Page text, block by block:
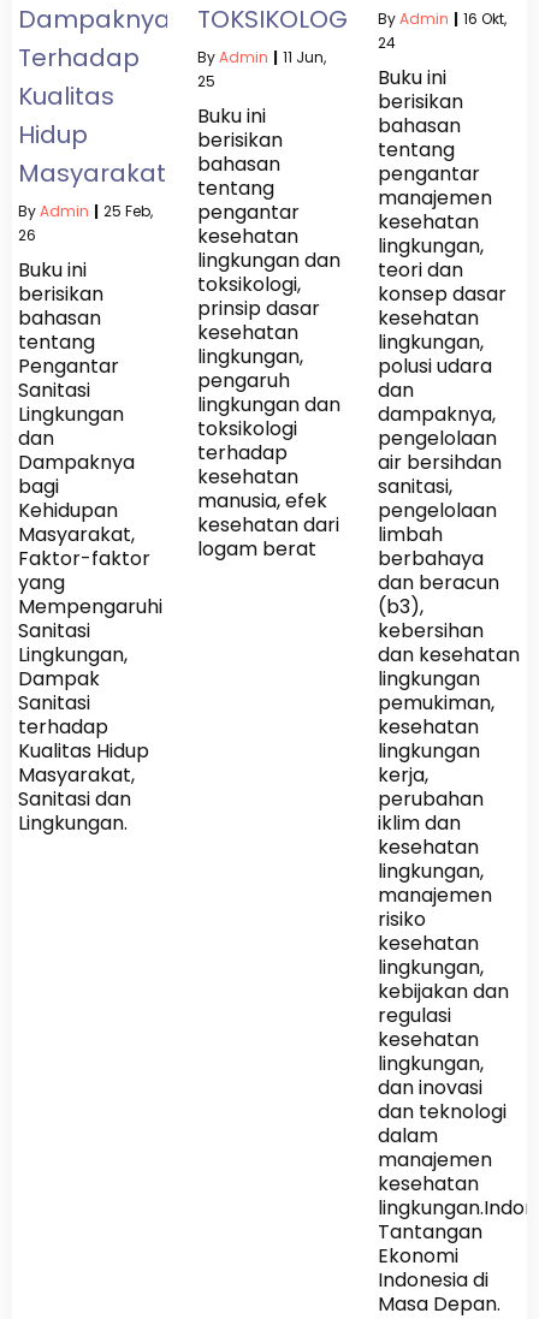
Dampaknya
Terhadap
Kualitas
Hidup
Masyarakat
ByAdmin | 25 Feb,
26
Buku ini
berisikan
bahasan
tentang
Pengantar
Sanitasi
Lingkungan
dan
Dampaknya
bagi
Kehidupan
Masyarakat,
Faktor-faktor
yang
Mempengaruhi
Sanitasi
Lingkungan,
Dampak
Sanitasi
terhadap
Kualitas Hidup
Masyarakat,
Sanitasi dan
Lingkungan.
TOKSIKOLOGI
ByAdmin | 11 Jun,
25
Buku ini
berisikan
bahasan
tentang
pengantar
kesehatan
lingkungan dan
toksikologi,
prinsip dasar
kesehatan
lingkungan,
pengaruh
lingkungan dan
toksikologi
terhadap
kesehatan
manusia, efek
kesehatan dari
logam berat
ByAdmin | 16 Okt,
24
Buku ini
berisikan
bahasan
tentang
pengantar
manajemen
kesehatan
lingkungan,
teori dan
konsep dasar
kesehatan
lingkungan,
polusi udara
dan
dampaknya,
pengelolaan
air bersihdan
sanitasi,
pengelolaan
limbah
berbahaya
dan beracun
(b3),
kebersihan
dan kesehatan
lingkungan
pemukiman,
kesehatan
lingkungan
kerja,
perubahan
iklim dan
kesehatan
lingkungan,
manajemen
risiko
kesehatan
lingkungan,
kebijakan dan
regulasi
kesehatan
lingkungan,
dan inovasi
dan teknologi
dalam
manajemen
kesehatan
Tantangan
Ekonomi
Indonesia di
Masa Depan.